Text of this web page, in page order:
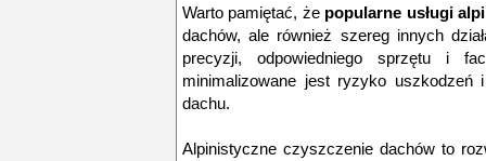
Warto pamiętać, że popularne usługi
dachów, ale również szereg innych
precyzji, odpowiedniego sprzętu i
minimalizowane jest ryzyko
dachu.
Alpinistyczne czyszczenie dachów to